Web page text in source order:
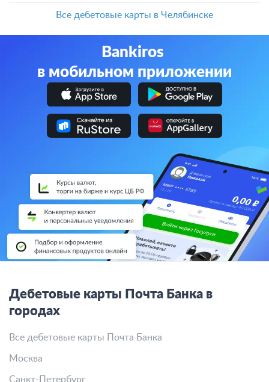
Все дебетовые карты в Челябинске
Bankiros
в мобильном приложении
Дебетовые карты Почта Банка в
городах
Все дебетовые карты Почта Банка
Москва
Санкт-Петербург